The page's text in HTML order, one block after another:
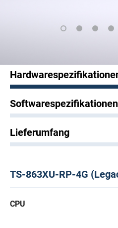
Softwarespezifikationen
Lieferumfang
TS-863XU-RP-4G
CPU